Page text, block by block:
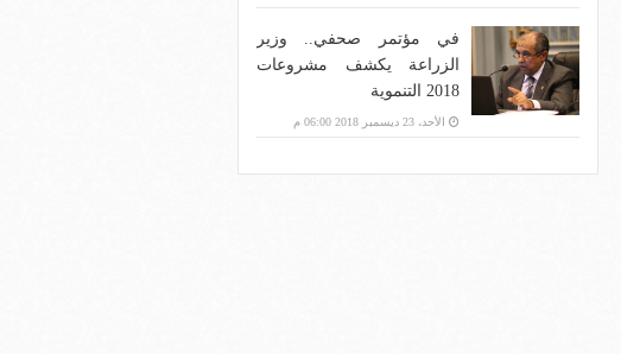
في مؤتمر صحفي.. وزير
الزراعة يكشف مشروعات
2018 التنموية
الأحد، 23 ديسمبر 2018 06:00 م